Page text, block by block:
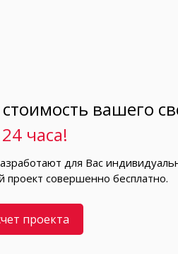
стоимость вашего
часа!
для Вас
проект совершенно бесплатно.
проекта